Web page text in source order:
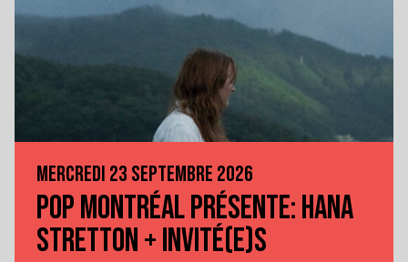
MERCREDI 23 SEPTEMBRE 2026
POP MONTRÉAL PRÉSENTE: HANA
STRETTON + INVITÉ(E)S